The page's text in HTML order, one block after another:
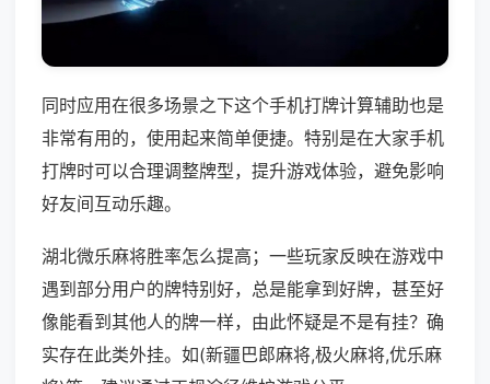
同时应用在很多场景之下这个手机打牌计算辅助也是
非常有用的，使用起来简单便捷。特别是在大家手机
打牌时可以合理调整牌型，提升游戏体验，避免影响
好友间互动乐趣。
湖北微乐麻将胜率怎么提高；一些玩家反映在游戏中
遇到部分用户的牌特别好，总是能拿到好牌，甚至好
像能看到其他人的牌一样，由此怀疑是不是有挂？确
实存在此类外挂。如(新疆巴郎麻将,极火麻将,优乐麻